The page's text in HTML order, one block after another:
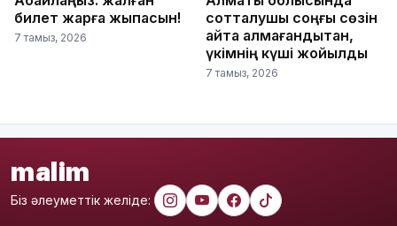
билет жарға жықпасын!
7 тамыз, 2026
сотталушы соңғы сөзін
айта алмағандықтан,
үкімнің күші жойылды
7 тамыз, 2026
malim
Біз әлеуметтік желіде: